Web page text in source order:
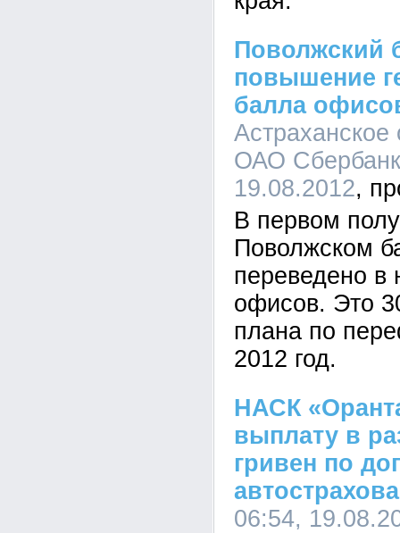
Поволжский
повышение
балла
ОАО
19.08.2012
В первом
Поволжском
переведено
офисов. Это
плана по
2012 год.
НАСК
выплату в
гривен по
06:54,